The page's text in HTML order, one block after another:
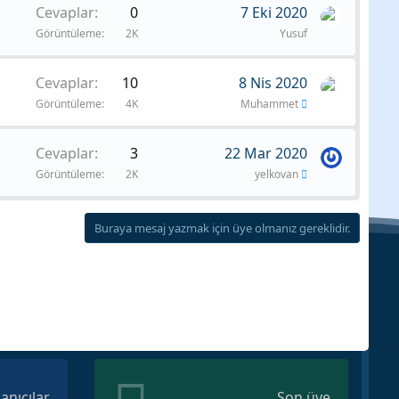
Cevaplar 0
Görüntüleme 2K
7 Eki 2020
Yusuf
Cevaplar 10
Görüntüleme 4K
8 Nis 2020
Muhammet
Cevaplar 3
Görüntüleme 2K
22 Mar 2020
yelkovan
Buraya mesaj yazmak için üye olmanız gereklidir.